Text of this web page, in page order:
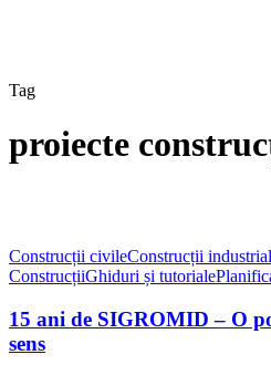
Tag
proiecte
ani
de
–
O
poveste
Construcții civileConstrucții
ConstrucțiiGhiduri și tutoriale
15 ani de SIGROMID – O
sens